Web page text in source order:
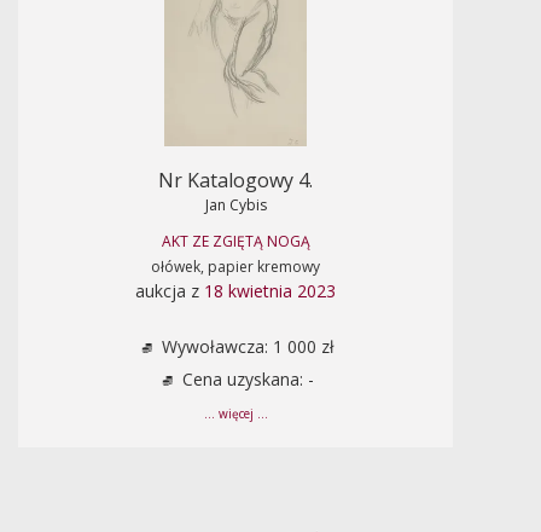
Nr Katalogowy 4.
Jan Cybis
AKT ZE ZGIĘTĄ NOGĄ
ołówek, papier kremowy
aukcja z 18 kwietnia 2023
Wywoławcza: 1 000 zł
Cena uzyskana: -
... więcej ...